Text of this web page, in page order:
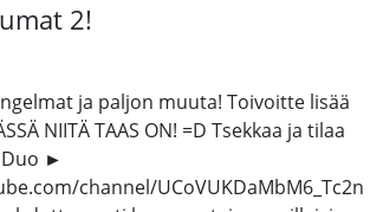
2!
ja paljon muuta! Toivoitte lisää
NIITÄ TAAS ON! =D Tsekkaa ja tilaa
►
channel/UCoVUKDaMbM6_Tc2n